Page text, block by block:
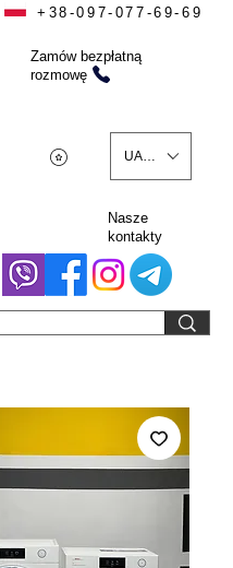
+38-097-077-69-69
Zamów bezpłatną
rozmowę
UAH (₴)
Nasze
kontakty